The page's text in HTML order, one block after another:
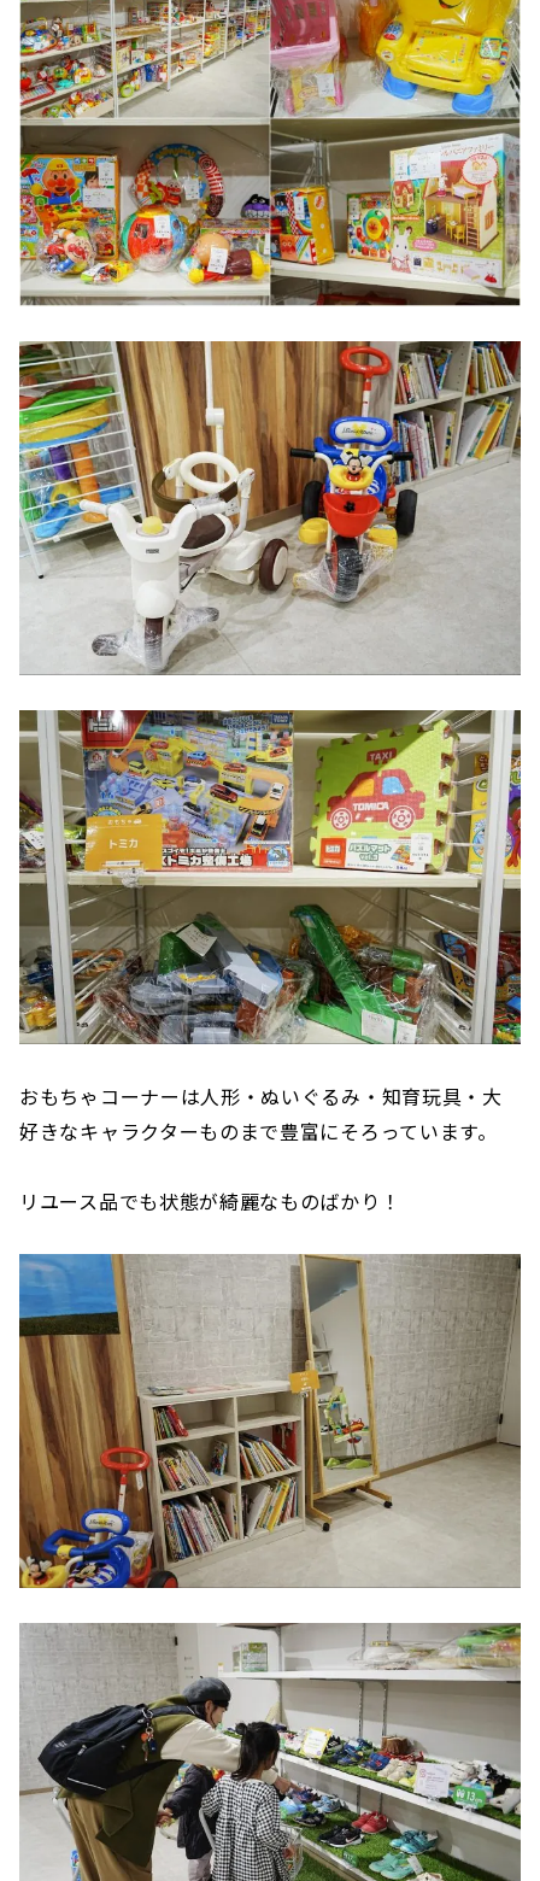
おもちゃコーナーは人形・ぬいぐるみ・知育玩具・大
好きなキャラクターものまで豊富にそろっています。
リユース品でも状態が綺麗なものばかり！